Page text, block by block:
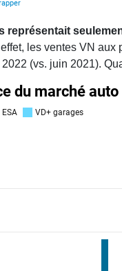
représentait
les ventes VN
(vs. juin 2021).